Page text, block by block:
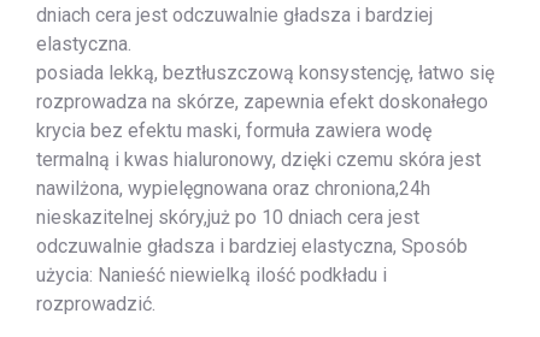
dniach cera jest odczuwalnie gładsza i bardziej
elastyczna.
posiada lekką, beztłuszczową konsystencję, łatwo się
rozprowadza na skórze, zapewnia efekt doskonałego
krycia bez efektu maski, formuła zawiera wodę
termalną i kwas hialuronowy, dzięki czemu skóra jest
nawilżona, wypielęgnowana oraz chroniona,24h
nieskazitelnej skóry,już po 10 dniach cera jest
odczuwalnie gładsza i bardziej elastyczna, Sposób
użycia: Nanieść niewielką ilość podkładu i
rozprowadzić.